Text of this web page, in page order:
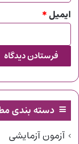
ایمیل*
دسته بندی
آزمون آزمایشی